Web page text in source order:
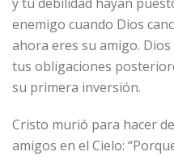
enemigo cuando Dios
ahora eres su amigo.
tus obligaciones
su primera inversión.
Cristo murió para hacer
amigos en el Cielo: